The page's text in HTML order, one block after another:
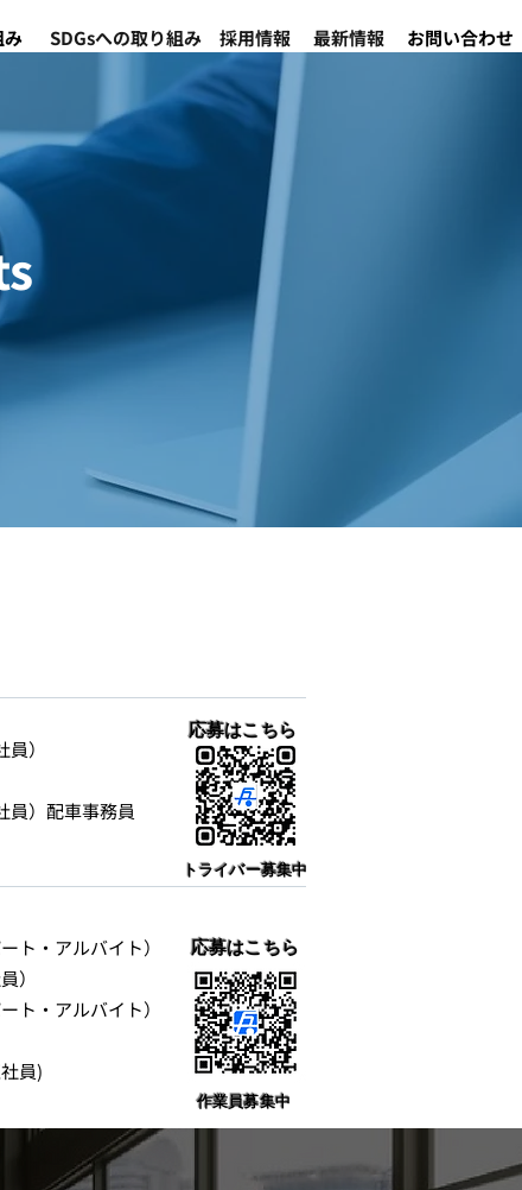
み SDGsへの取り組み 採用情報 最新情報 お問い合わせ
）
）配車事務員
​応募はこちら
トライバー募集中
・アルバイト）
ート・アルバイト）
)
​応募はこちら
作業員募集中